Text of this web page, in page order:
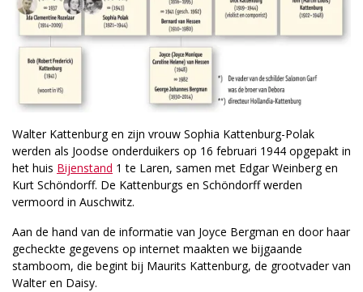
Walter Kattenburg en zijn vrouw Sophia Kattenburg-Polak
werden als Joodse onderduikers op 16 februari 1944 opgepakt in
het huis Bijenstand 1 te Laren, samen met Edgar Weinberg en
Kurt Schöndorff. De Kattenburgs en Schöndorff werden
vermoord in Auschwitz.
Aan de hand van de informatie van Joyce Bergman en door haar
gecheckte gegevens op internet maakten we bijgaande
stamboom, die begint bij Maurits Kattenburg, de grootvader van
Walter en Daisy.